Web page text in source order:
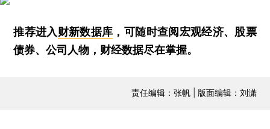
推荐进入财新数据库 ，可随时查阅宏观经济、股票
债券、公司人物，财经数据尽在掌握。
责任编辑：张帆 | 版面编辑：刘潇